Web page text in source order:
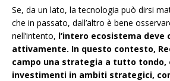
Se, da un lato, la tecnologia può dirsi
che in passato, dall’altro è bene
nell’intento, l’intero ecosistema deve
attivamente. In questo contesto,
campo una strategia a tutto
investimenti in ambiti strategici,